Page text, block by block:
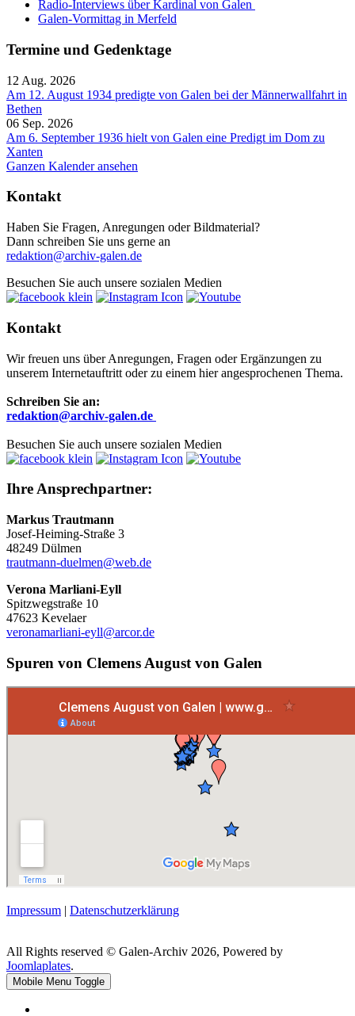
Radio-Interviews über Kardinal von Galen
Galen-Vormittag in Merfeld
Termine und Gedenktage
12 Aug. 2026
Am 12. August 1934 predigte von Galen bei der Männerwallfahrt in
Bethen
06 Sep. 2026
Am 6. September 1936 hielt von Galen eine Predigt im Dom zu
Xanten
Ganzen Kalender ansehen
Kontakt
Haben Sie Fragen, Anregungen oder Bildmaterial?
Dann schreiben Sie uns gerne an
redaktion@archiv-galen.de
Besuchen Sie auch unsere sozialen Medien
Kontakt
Wir freuen uns über Anregungen, Fragen oder Ergänzungen zu
unserem Internetauftritt oder zu einem hier angesprochenen Thema.
Schreiben Sie an:
redaktion@archiv-galen.de
Besuchen Sie auch unsere sozialen Medien
Ihre Ansprechpartner:
Markus Trautmann
Josef-Heiming-Straße 3
48249 Dülmen
trautmann-duelmen@web.de
Verona Marliani-Eyll
Spitzwegstraße 10
47623 Kevelaer
veronamarliani-eyll@arcor.de
Spuren von Clemens August von Galen
Impressum | Datenschutzerklärung
All Rights reserved © Galen-Archiv 2026, Powered by
Joomlaplates.
Mobile Menu Toggle